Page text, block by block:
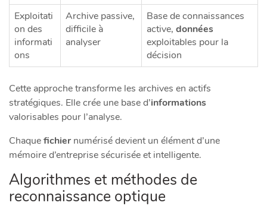
Exploitati
on des
informati
ons
Archive passive,
difficile à
analyser
Base de connaissances
active, données
exploitables pour la
décision
Cette approche transforme les archives en actifs
stratégiques. Elle crée une base d’informations
valorisables pour l’analyse.
Chaquefichiernumérisé devient un élément d’une
mémoire d’entreprise sécurisée et intelligente.
Algorithmes et méthodes de
reconnaissance optique